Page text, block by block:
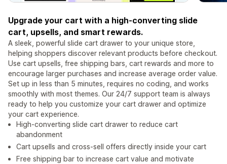
Upgrade your cart with a high-converting slide
cart, upsells, and smart rewards.
A sleek, powerful slide cart drawer to your unique store,
helping shoppers discover relevant products before checkout.
Use cart upsells, free shipping bars, cart rewards and more to
encourage larger purchases and increase average order value.
Set up in less than 5 minutes, requires no coding, and works
smoothly with most themes. Our 24/7 support team is always
ready to help you customize your cart drawer and optimize
your cart experience.
High-converting slide cart drawer to reduce cart
abandonment
Cart upsells and cross-sell offers directly inside your cart
Free shipping bar to increase cart value and motivate